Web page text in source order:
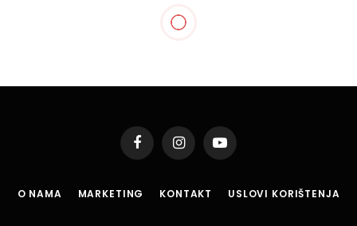
“Trenutak istine”
Demokratske fronte u Tuzli
mar 31, 2018 Updated:
Podijeli